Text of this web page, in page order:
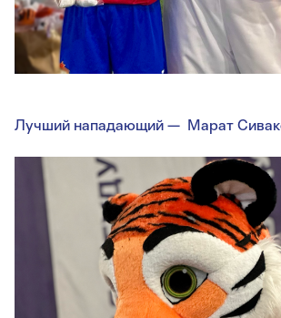
Лучший нападающий — Марат